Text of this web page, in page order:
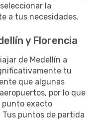
la
a tus necesidades.
y Florencia
de Medellín a
tu
que algunas
por lo que
punto exacto
puntos de partida